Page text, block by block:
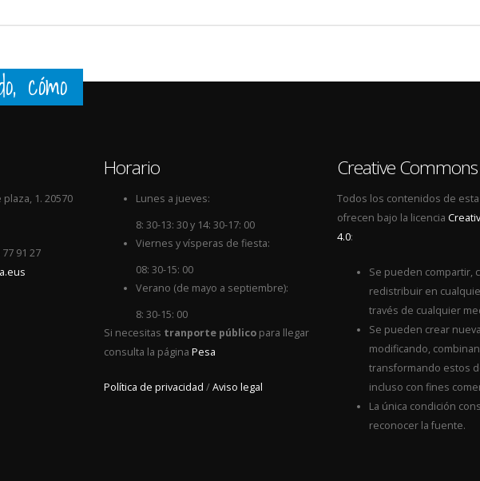
cómo
1. 20570
91 27
Horario
Lunes a jueves:
8: 30-13: 30 y 14: 30-17: 00
Viernes y vísperas de fiesta:
08: 30-15: 00
Verano (de mayo a septiembre):
8: 30-15: 00
Si necesitas tranporte públicopara llegar
consulta la página Pesa
Política de privacidad /Aviso legal
Creative
Todos los contenidos de
ofrecen bajo la licencia
4.0:
Se pueden compartir,
redistribuir en
través de cualquier
Se pueden crear
modificando,
transformando estos
incluso con fines
La única condición
reconocer la fuente.